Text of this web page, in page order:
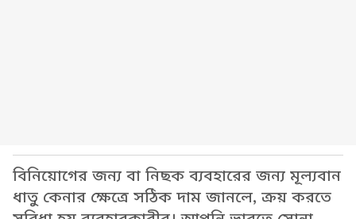
বিনিয়োগের জন্য বা নিছক ব্যবহারের জন্য মূল্যবান
ধাতু কেনার ক্ষেত্রে সঠিক দাম জানলে, ক্রয় করতে